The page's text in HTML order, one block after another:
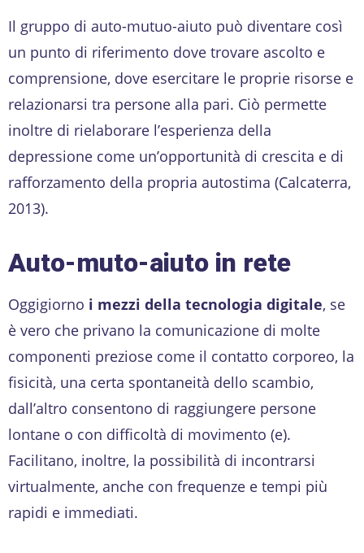
Il gruppo di auto-mutuo-aiuto può diventare così
un punto di riferimento dove trovare ascolto e
comprensione, dove esercitare le proprie risorse e
relazionarsi tra persone alla pari. Ciò permette
inoltre di rielaborare l’esperienza della
depressione come un’opportunità di crescita e di
rafforzamento della propria autostima (Calcaterra,
2013).
Auto-muto-aiuto in rete
Oggigiorno i mezzi della tecnologia digitale, se
è vero che privano la comunicazione di molte
componenti preziose come il contatto corporeo, la
fisicità, una certa spontaneità dello scambio,
dall’altro consentono di raggiungere persone
lontane o con difficoltà di movimento (e).
Facilitano, inoltre, la possibilità di incontrarsi
virtualmente, anche con frequenze e tempi più
rapidi e immediati.